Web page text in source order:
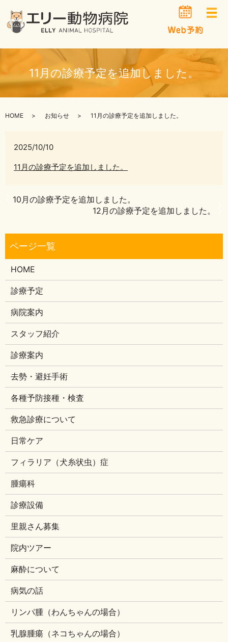
メ
11月の診療予定を追加しました。
HOME お知らせ 11月の診療予定を追加しました。
2025/10/10
11月の診療予定を追加しました。
10月の診療予定を追加しました。
12月の診療予定を追加しました。
HOME
診療予定
病院案内
スタッフ紹介
診療案内
去勢・避妊手術
各種予防接種・検査
救急診療について
日常ケア
フィラリア（犬糸状虫）症
腫瘍科
診療設備
里親さん募集
院内ツアー
麻酔について
病気の話
リンパ腫（わんちゃんの場合）
乳腺腫瘍（ネコちゃんの場合）